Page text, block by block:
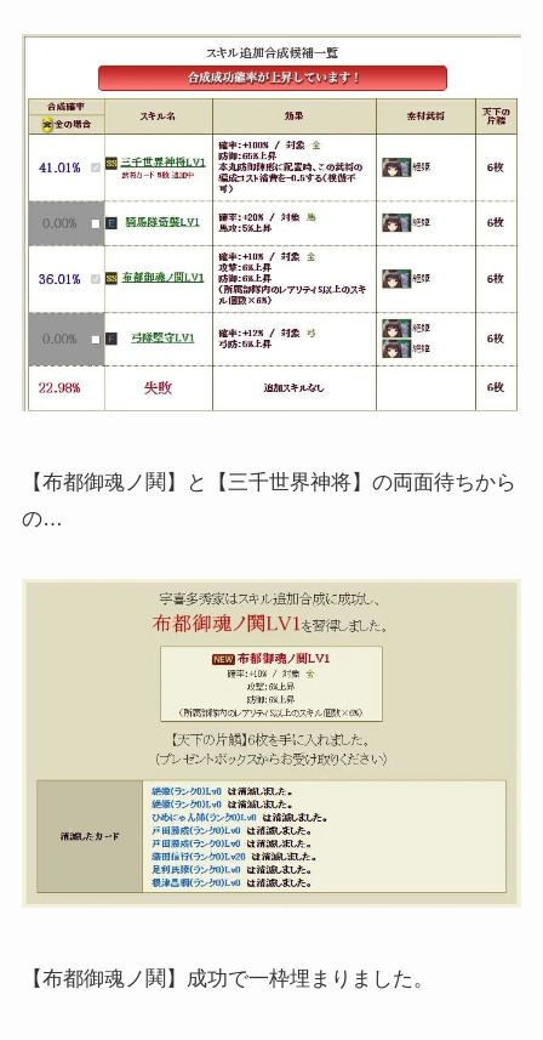
【布都御魂ノ鬨】と【三千世界神将】の両面待ちから
の…
【布都御魂ノ鬨】成功で一枠埋まりました。